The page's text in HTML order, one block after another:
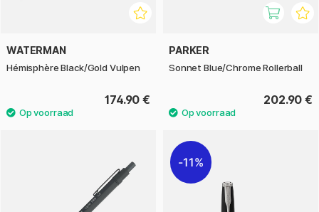
WATERMAN
Hémisphère Black/Gold Vulpen
174.90 €
PARKER
Sonnet Blue/Chrome Rollerball
202.90 €
11%